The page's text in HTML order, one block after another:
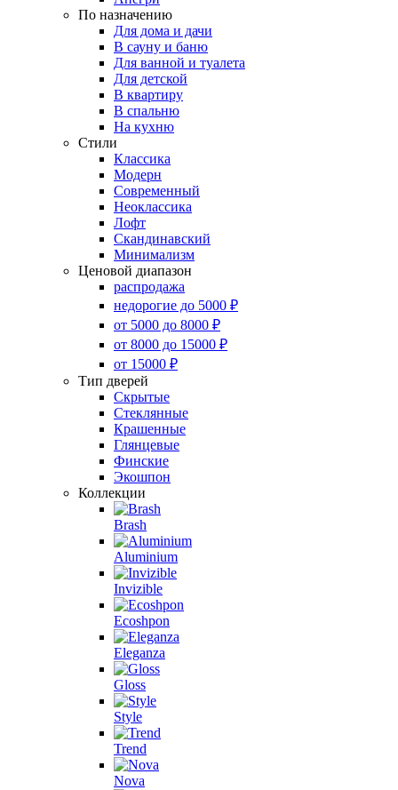
По назначению
Для дома и дачи
В сауну и баню
Для ванной и туалета
Для детской
В квартиру
В спальню
На кухню
Стили
Классика
Модерн
Современный
Неоклассика
Лофт
Скандинавский
Минимализм
Ценовой диапазон
распродажа
недорогие до 5000 ₽
от 5000 до 8000 ₽
от 8000 до 15000 ₽
от 15000 ₽
Тип дверей
Скрытые
Стеклянные
Крашенные
Глянцевые
Финские
Экошпон
Коллекции
Brash
Aluminium
Invizible
Ecoshpon
Eleganza
Gloss
Style
Trend
Nova